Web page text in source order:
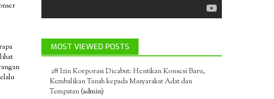
MOST VIEWED POSTS
28 Izin Korporasi Dicabut: Hentikan Konsesi Baru,
Kembalikan Tanah kepada Masyarakat Adat dan
Tempatan(admin)